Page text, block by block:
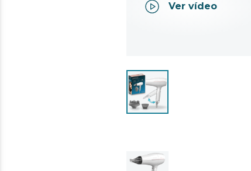
Ver vídeo